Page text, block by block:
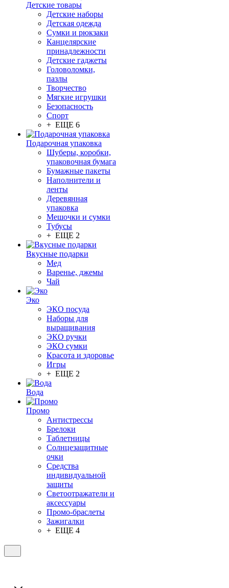
Детские товары
Детские наборы
Детская одежда
Сумки и рюкзаки
Канцелярские
принадлежности
Детские гаджеты
Головоломки,
пазлы
Творчество
Мягкие игрушки
Безопасность
Спорт
+ ЕЩЕ 6
Подарочная упаковка
Шуберы, коробки,
упаковочная бумага
Бумажные пакеты
Наполнители и
ленты
Деревянная
упаковка
Мешочки и сумки
Тубусы
+ ЕЩЕ 2
Вкусные подарки
Мед
Варенье, джемы
Чай
Эко
ЭКО посуда
Наборы для
выращивания
ЭКО ручки
ЭКО сумки
Красота и здоровье
Игры
+ ЕЩЕ 2
Вода
Промо
Антистрессы
Брелоки
Таблетницы
Солнцезащитные
очки
Средства
индивидуальной
защиты
Светоотражатели и
аксессуары
Промо-браслеты
Зажигалки
+ ЕЩЕ 4